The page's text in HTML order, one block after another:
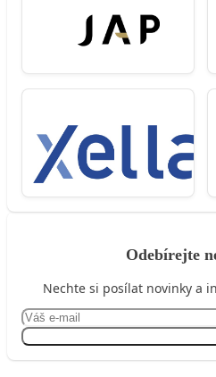
Odebírejte
Nechte si posílat novinky a